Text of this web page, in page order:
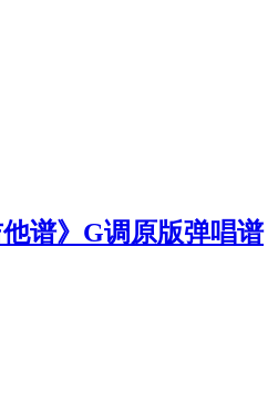
谱》G调原版弹唱谱